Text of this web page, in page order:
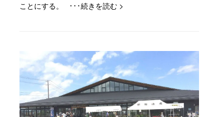
ことにする。 ･･･続きを読む >